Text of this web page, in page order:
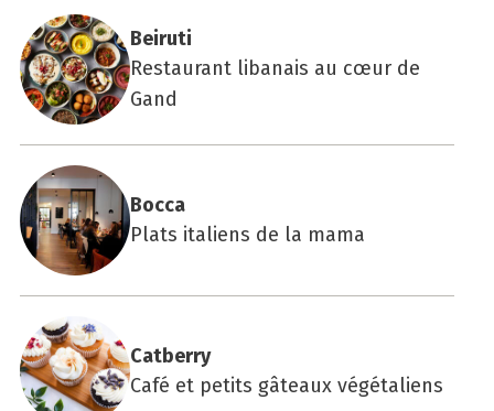
Bei­ru­ti
Restaurant libanais au cœur de
Gand
Boc­ca
Plats italiens de la mama
Cat­ber­ry
Café et petits gâteaux végétaliens